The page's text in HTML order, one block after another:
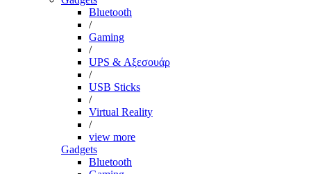
Bluetooth
/
Gaming
/
UPS & Αξεσουάρ
/
USB Sticks
/
Virtual Reality
/
view more
Gadgets
Bluetooth